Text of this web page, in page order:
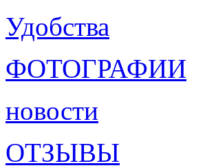
Удобства
ФОТОГРАФИИ
новости
ОТЗЫВЫ